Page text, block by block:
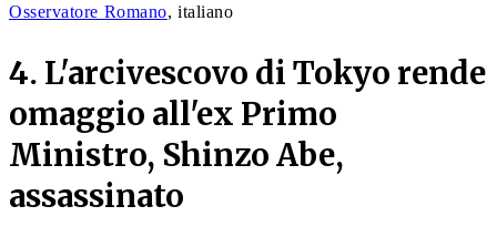
Osservatore Romano, italiano
4. L'arcivescovo di Tokyo rende
omaggio all'ex Primo
Ministro, Shinzo Abe,
assassinato